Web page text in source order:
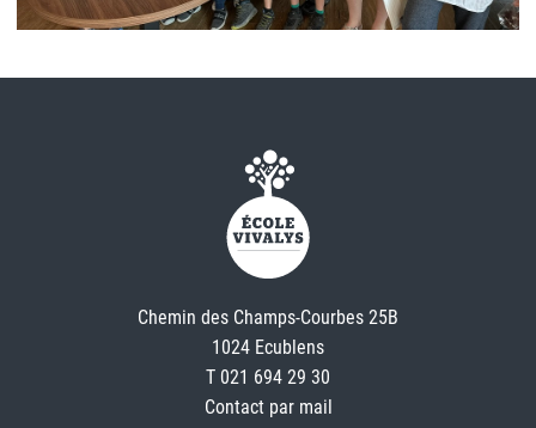
Chemin des Champs-Courbes 25B
1024 Ecublens
T 021 694 29 30
Contact par mail